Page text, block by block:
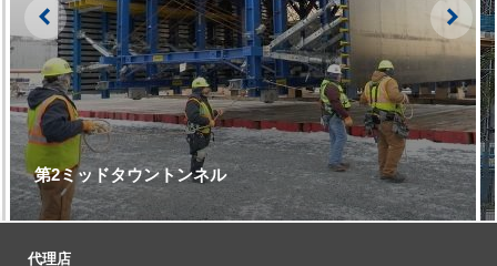
第2ミッドタウントンネル
Left Right
代理店